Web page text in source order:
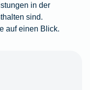
in der
sind.
auf einen Blick.